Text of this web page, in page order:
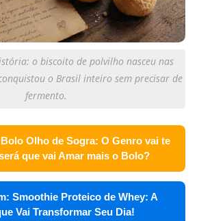
o biscoito de polvilho nasceu nas
o Brasil inteiro sem precisar de
fermento.
Bolo Olho de Sogra: O Genro vai te
que vai Amar mais o Bolo?
Smoothie Proteico de Whey: A
Vai Transformar Seu Dia!